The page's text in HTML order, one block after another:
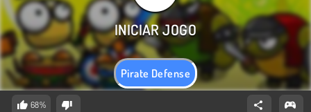
Pirate Defense
68%